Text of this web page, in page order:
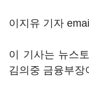
이지유 기자
이 기사는 뉴스
김의중 금융부장